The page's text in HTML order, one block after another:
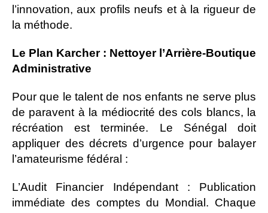
l’innovation, aux profils neufs et à la rigueur de
la méthode.
Le Plan Karcher : Nettoyer l’Arrière-Boutique
Administrative
Pour que le talent de nos enfants ne serve plus
de paravent à la médiocrité des cols blancs, la
récréation est terminée. Le Sénégal doit
appliquer des décrets d’urgence pour balayer
l’amateurisme fédéral :
L’Audit Financier Indépendant : Publication
immédiate des comptes du Mondial. Chaque